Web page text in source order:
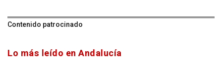
Contenido patrocinado
Lo más leído en Andalucía